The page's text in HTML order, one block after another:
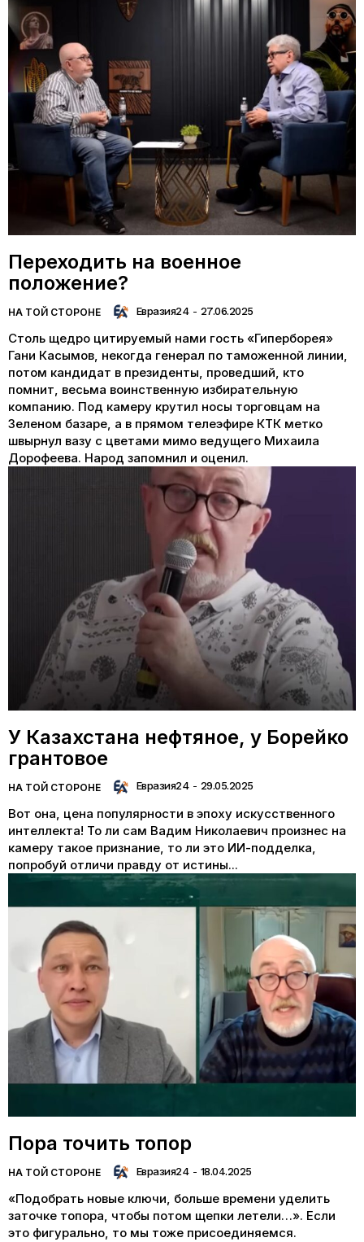
Переходить на военное
положение?
НА ТОЙ СТОРОНЕ Евразия24 - 27.06.2025
Столь щедро цитируемый нами гость «Гиперборея»
Гани Касымов, некогда генерал по таможенной линии,
потом кандидат в президенты, проведший, кто
помнит, весьма воинственную избирательную
компанию. Под камеру крутил носы торговцам на
Зеленом базаре, а в прямом телеэфире КТК метко
швырнул вазу с цветами мимо ведущего Михаила
Дорофеева. Народ запомнил и оценил.
У Казахстана нефтяное, у Борейко
грантовое
НА ТОЙ СТОРОНЕ Евразия24 - 29.05.2025
Вот она, цена популярности в эпоху искусственного
интеллекта! То ли сам Вадим Николаевич произнес на
камеру такое признание, то ли это ИИ-подделка,
попробуй отличи правду от истины...
Пора точить топор
НА ТОЙ СТОРОНЕ Евразия24 - 18.04.2025
«Подобрать новые ключи, больше времени уделить
заточке топора, чтобы потом щепки летели…». Если
это фигурально, то мы тоже присоединяемся.